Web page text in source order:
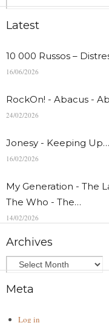
Latest
10 000 Russos –
16/06/2026
RockOn! - Abacus -
24/02/2026
Jonesy - Keeping Up…
16/02/2026
My Generation - The
The Who - The…
14/02/2026
Archives
Meta
Log in